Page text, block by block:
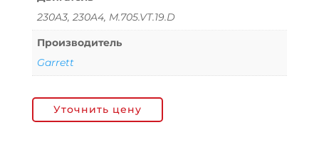
230A3, 230A4, M.705.VT.19.D
Производитель
Garrett
Уточнить цену